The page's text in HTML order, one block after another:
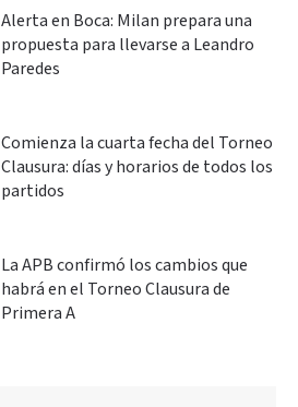
Alerta en Boca: Milan prepara una
propuesta para llevarse a Leandro
Paredes
Comienza la cuarta fecha del Torneo
Clausura: días y horarios de todos los
partidos
La APB confirmó los cambios que
habrá en el Torneo Clausura de
Primera A